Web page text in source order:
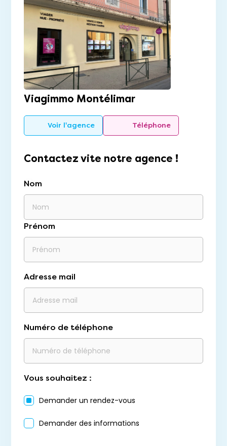
Viagimmo Montélimar
Voir l'agence Téléphone
Contactez vite notre agence !
Nom
Prénom
Adresse mail
Numéro de téléphone
Vous souhaitez :
Demander un rendez-vous
Demander des informations